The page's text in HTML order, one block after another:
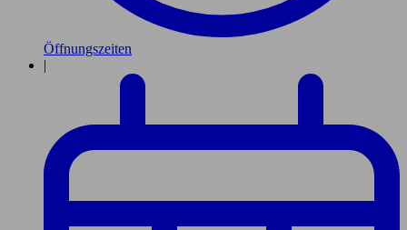
Öffnungszeiten
|